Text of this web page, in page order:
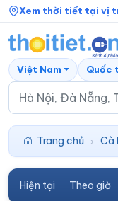
Xem thời tiết tại vị
Việt Nam Quốc
Trang chủ › Cà
Hiện tại Theo giờ